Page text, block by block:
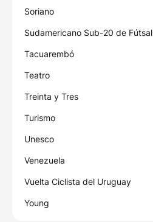
Soriano
Sudamericano Sub-20 de Fútsal
Tacuarembó
Teatro
Treinta y Tres
Turismo
Unesco
Venezuela
Vuelta Ciclista del Uruguay
Young